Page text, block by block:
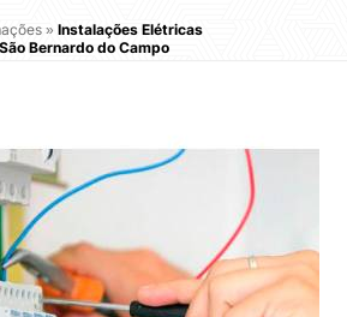
» Instalações Elétricas
Bernardo do Campo